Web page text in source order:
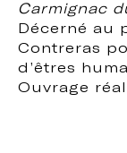
Décerné au
Contreras
d’êtres
Ouvrage